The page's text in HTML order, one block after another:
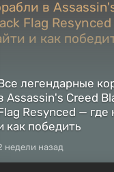
действия Fallout...
легендарные
Assassin's Creed
Resynced — где
как победить
недели назад